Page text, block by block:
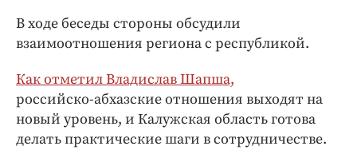
В ходе беседы стороны обсудили
взаимоотношения региона с республикой.
Как отметил Владислав Шапша,
российско‑абхазские отношения выходят на
новый уровень, и Калужская область готова
делать практические шаги в сотрудничестве.